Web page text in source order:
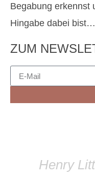
Begabung erkennst
Hingabe dabei
ZUM
Henry